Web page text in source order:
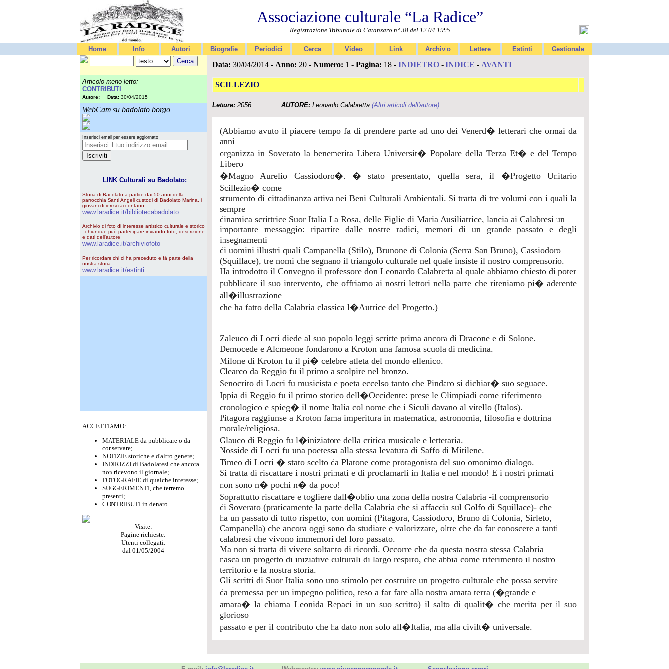
Associazione culturale “La Radice”
Registrazione Tribunale di Catanzaro n° 38 del 12.04.1995
Home Info Autori Biografie Periodici Cerca Video Link Archivio Lettere Estinti Gestionale
Articolo meno letto:
CONTRIBUTI
Autore: Data: 30/04/2015
WebCam su badolato borgo
Inserisci email per essere aggiornato
LINK Culturali su Badolato:
Storia di Badolato a partire dai 50 anni della
parrocchia Santi Angeli custodi di Badolato Marina, i
giovani di ieri si raccontano.
www.laradice.it/bibliotecabadolato
Archivio di foto di interesse artistico culturale e storico
- chiunque può partecipare inviando foto, descrizione
e dati dell'autore
www.laradice.it/archiviofoto
Per ricordare chi ci ha preceduto e fà parte della
nostra storia
www.laradice.it/estinti
ACCETTIAMO:
MATERIALE da pubblicare o da
conservare;
NOTIZIE storiche e d'altro genere;
INDIRIZZI di Badolatesi che ancora
non ricevono il giornale;
FOTOGRAFIE di qualche interesse;
SUGGERIMENTI, che terremo
presenti;
CONTRIBUTI in denaro.
Visite:
Pagine richieste:
Utenti collegati:
dal 01/05/2004
Data: 30/04/2014 - Anno: 20 - Numero: 1 - Pagina: 18 - INDIETRO - INDICE - AVANTI
SCILLEZIO
Letture: 2056 AUTORE: Leonardo Calabretta (Altri articoli dell'autore)
(Abbiamo avuto il piacere tempo fa di prendere parte ad uno dei Venerd� letterari che ormai da
anni
organizza in Soverato la benemerita Libera Universit� Popolare della Terza Et� e del Tempo
Libero
�Magno Aurelio Cassiodoro�. � stato presentato, quella sera, il �Progetto Unitario
Scillezio� come
strumento di cittadinanza attiva nei Beni Culturali Ambientali. Si tratta di tre volumi con i quali la
sempre
dinamica scrittrice Suor Italia La Rosa, delle Figlie di Maria Ausiliatrice, lancia ai Calabresi un
importante messaggio: ripartire dalle nostre radici, memori di un grande passato e degli
insegnamenti
di uomini illustri quali Campanella (Stilo), Brunone di Colonia (Serra San Bruno), Cassiodoro
(Squillace), tre nomi che segnano il triangolo culturale nel quale insiste il nostro comprensorio.
Ha introdotto il Convegno il professore don Leonardo Calabretta al quale abbiamo chiesto di poter
pubblicare il suo intervento, che offriamo ai nostri lettori nella parte che riteniamo pi� aderente
all�illustrazione
che ha fatto della Calabria classica l�Autrice del Progetto.)
Zaleuco di Locri diede al suo popolo leggi scritte prima ancora di Dracone e di Solone.
Democede e Alcmeone fondarono a Kroton una famosa scuola di medicina.
Milone di Kroton fu il pi� celebre atleta del mondo ellenico.
Clearco da Reggio fu il primo a scolpire nel bronzo.
Senocrito di Locri fu musicista e poeta eccelso tanto che Pindaro si dichiar� suo seguace.
Ippia di Reggio fu il primo storico dell�Occidente: prese le Olimpiadi come riferimento
cronologico e spieg� il nome Italia col nome che i Siculi davano al vitello (Italos).
Pitagora raggiunse a Kroton fama imperitura in matematica, astronomia, filosofia e dottrina
morale/religiosa.
Glauco di Reggio fu l�iniziatore della critica musicale e letteraria.
Nosside di Locri fu una poetessa alla stessa levatura di Saffo di Mitilene.
Timeo di Locri � stato scelto da Platone come protagonista del suo omonimo dialogo.
Si tratta di riscattare i nostri primati e di proclamarli in Italia e nel mondo! E i nostri primati
non sono n� pochi n� da poco!
Soprattutto riscattare e togliere dall�oblio una zona della nostra Calabria -il comprensorio
di Soverato (praticamente la parte della Calabria che si affaccia sul Golfo di Squillace)- che
ha un passato di tutto rispetto, con uomini (Pitagora, Cassiodoro, Bruno di Colonia, Sirleto,
Campanella) che ancora oggi sono da studiare e valorizzare, oltre che da far conoscere a tanti
calabresi che vivono immemori del loro passato.
Ma non si tratta di vivere soltanto di ricordi. Occorre che da questa nostra stessa Calabria
nasca un progetto di iniziative culturali di largo respiro, che abbia come riferimento il nostro
territorio e la nostra storia.
Gli scritti di Suor Italia sono uno stimolo per costruire un progetto culturale che possa servire
da premessa per un impegno politico, teso a far fare alla nostra amata terra (�grande e
amara� la chiama Leonida Repaci in un suo scritto) il salto di qualit� che merita per il suo
glorioso
passato e per il contributo che ha dato non solo all�Italia, ma alla civilt� universale.